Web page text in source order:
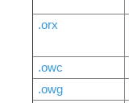
.orx
.owc
.owg